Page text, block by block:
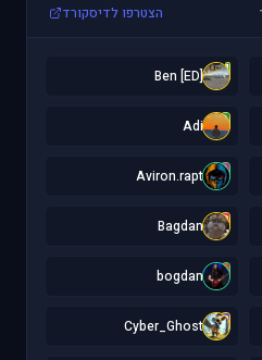
הצטרפו לדיסקורד
[
[ED] Ben
A
Adi
A
Aviron.rapt
B
Bagdan
b
bogdan
C
Cyber_Ghost